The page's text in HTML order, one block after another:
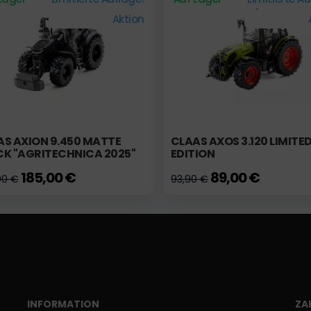
Aktion
AXION 9.450 MATTE
"AGRITECHNICA 2025"
€185,00 €
CLAAS AXOS 3.120
EDITION
93,90 €89,00 €
INFORMATION